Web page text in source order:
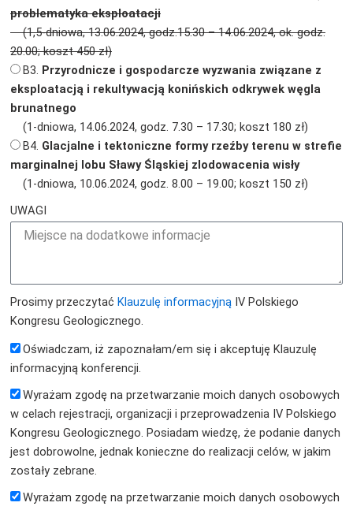
problematyka eksploatacji
(1,5-dniowa, 13.06.2024, godz.15.30 – 14.06.2024, ok. godz.
20.00; koszt 450 zł)
B3. Przyrodnicze i gospodarcze wyzwania związane z
eksploatacją i rekultywacją konińskich odkrywek węgla
brunatnego
(1-dniowa, 14.06.2024, godz. 7.30 – 17.30; koszt 180 zł)
B4. Glacjalne i tektoniczne formy rzeźby terenu w strefie
marginalnej lobu Sławy Śląskiej zlodowacenia wisły
(1-dniowa, 10.06.2024, godz. 8.00 – 19.00; koszt 150 zł)
UWAGI
Prosimy przeczytać Klauzulę informacyjną IV Polskiego
Kongresu Geologicznego.
Oświadczam, iż zapoznałam/em się i akceptuję Klauzulę
informacyjną konferencji.
Wyrażam zgodę na przetwarzanie moich danych osobowych
w celach rejestracji, organizacji i przeprowadzenia IV Polskiego
Kongresu Geologicznego. Posiadam wiedzę, że podanie danych
jest dobrowolne, jednak konieczne do realizacji celów, w jakim
zostały zebrane.
Wyrażam zgodę na przetwarzanie moich danych osobowych